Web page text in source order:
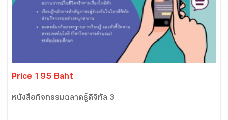
Price 195 Baht
หนังสือกิจกรรมฉลาดรู้ดิจิทัล 3